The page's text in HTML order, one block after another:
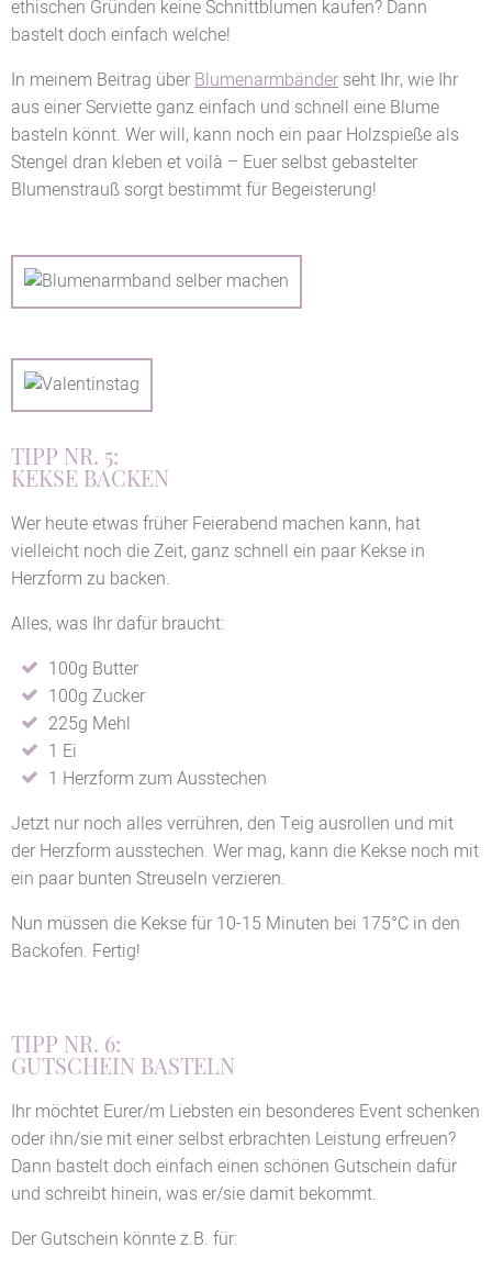
ethischen Gründen keine Schnittblumen kaufen? Dann
bastelt doch einfach welche!
In meinem Beitrag überBlumenarmbänder seht Ihr, wie Ihr
aus einer Serviette ganz einfach und schnell eine Blume
basteln könnt. Wer will, kann noch ein paar Holzspieße als
Stengel dran kleben et voilà – Euer selbst gebastelter
Blumenstrauß sorgt bestimmt für Begeisterung!
TIPP NR. 5:
KEKSE BACKEN
Wer heute etwas früher Feierabend machen kann, hat
vielleicht noch die Zeit, ganz schnell ein paar Kekse in
Herzform zu backen.
Alles, was Ihr dafür braucht:
100g Butter
100g Zucker
225g Mehl
1 Ei
1 Herzform zum Ausstechen
Jetzt nur noch alles verrühren, den Teig ausrollen und mit
der Herzform ausstechen. Wer mag, kann die Kekse noch mit
ein paar bunten Streuseln verzieren.
Nun müssen die Kekse für 10-15 Minuten bei 175°C in den
Backofen. Fertig!
TIPP NR. 6:
GUTSCHEIN BASTELN
Ihr möchtet Eurer/m Liebsten ein besonderes Event schenken
oder ihn/sie mit einer selbst erbrachten Leistung erfreuen?
Dann bastelt doch einfach einen schönen Gutschein dafür
und schreibt hinein, was er/sie damit bekommt.
Der Gutschein könnte z.B. für: